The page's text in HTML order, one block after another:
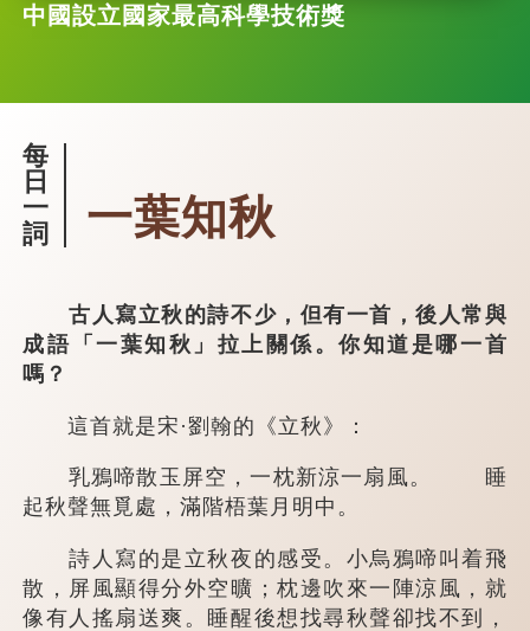
中國設立國家最高科學技術獎
每
日
一
詞
一葉知秋
古人寫立秋的詩不少，但有一首，後人常與
成語「一葉知秋」拉上關係。你知道是哪一首
嗎？
這首就是宋·劉翰的《立秋》：
乳鴉啼散玉屏空，一枕新涼一扇風。 睡
起秋聲無覓處，滿階梧葉月明中。
詩人寫的是立秋夜的感受。小烏鴉啼叫着飛
散，屏風顯得分外空曠；枕邊吹來一陣涼風，就
像有人搖扇送爽。睡醒後想找尋秋聲卻找不到，